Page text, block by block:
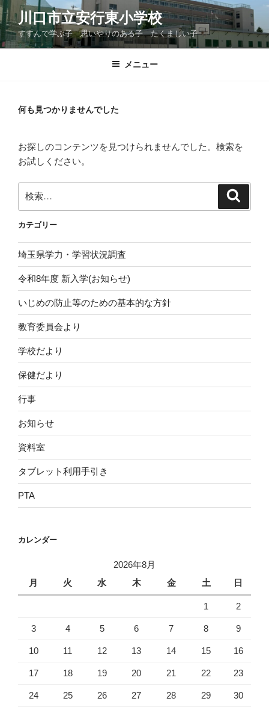
コ
ン
テ
ン
川口市立安行東小学校
すすんで学ぶ子 思いやりのある子 たくましい子
メニュー
何も見つかりませんでした
お探しのコンテンツを見つけられませんでした。検索を
お試しください。
索:
カテゴリー
埼玉県学力・学習状況調査
令和8年度 新入学(お知らせ)
いじめの防止等のための基本的な方針
教育委員会より
学校だより
保健だより
行事
お知らせ
資料室
タブレット利用手引き
PTA
カレンダー
2026年8月
月
火 水 木 金 土 日
1 2
3 4 5 6 7 8 9
10 11 12 13 14 15 16
17 18 19 20 21 22 23
24 25 26 27 28 29 30